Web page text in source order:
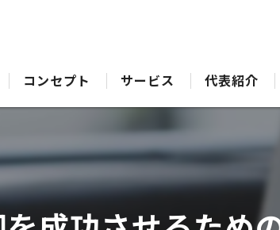
コンセプト
水戸の不動産売却･水戸不動産売却相談センターの
水戸の不動産売却･水戸不動産売却相談センターの
サービス 代表紹介